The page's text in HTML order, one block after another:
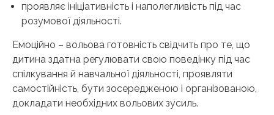
проявляє ініціативність і наполегливість під час
розумової діяльності.
Емоційно – вольова готовність свідчить про те, що
дитина здатна регулювати свою поведінку під час
спілкування й навчальної діяльності, проявляти
самостійність, бути зосередженою і організованою,
докладати необхідних вольових зусиль.